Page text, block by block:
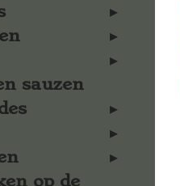
sauzen
op de